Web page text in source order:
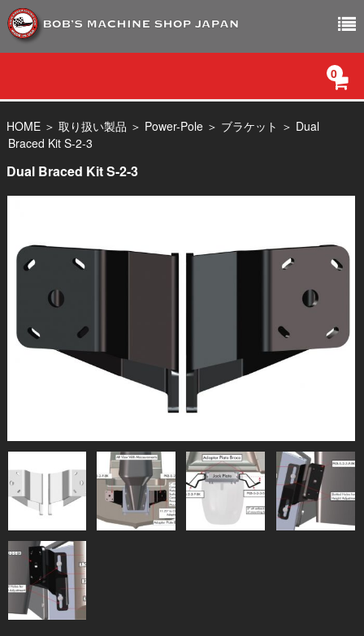
0
SHOPサイトトップ
プライバシーポリシー
特定商取引法に基づく表記
HOME ＞ 取り扱い製品 ＞ Power-Pole ＞ ブラケット ＞ Dual
Braced Kit S-2-3
Dual Braced Kit S-2-3